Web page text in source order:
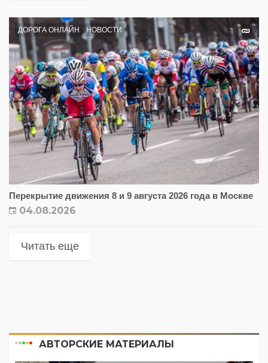
ДОРОГА ОНЛАЙН НОВОСТИ
Перекрытие движения 8 и 9 августа 2026 года в Москве
04.08.2026
Читать еще
АВТОРСКИЕ МАТЕРИАЛЫ